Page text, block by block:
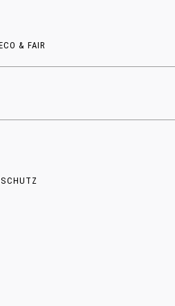
& FAIR